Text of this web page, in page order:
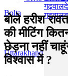
Bolta
Uttarakhand
गढ़वाल
गढ़वाल
बोले हरीश
की मीटिंग
छेड़ना नहीं
विश्वास में ?